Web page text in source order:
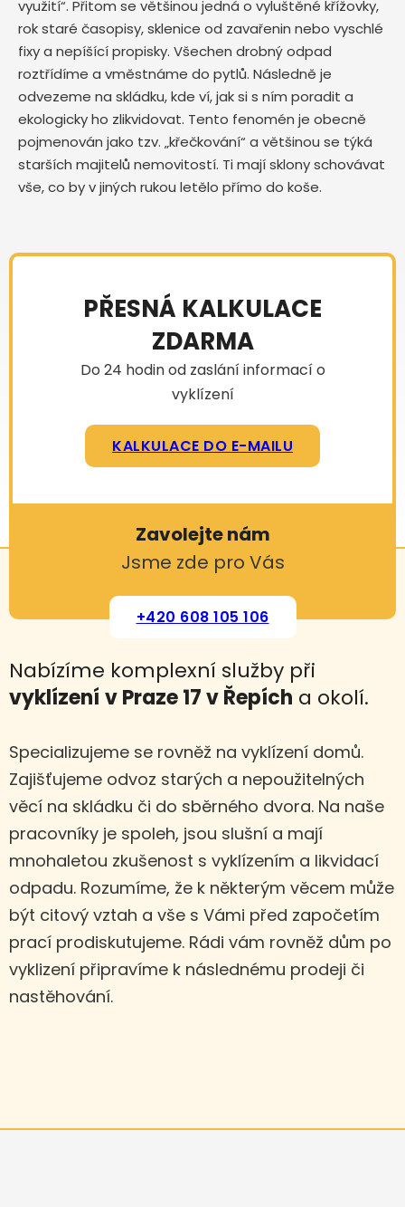
využití“. Přitom se většinou jedná o vyluštěné křížovky,
rok staré časopisy, sklenice od zavařenin nebo vyschlé
fixy a nepíšící propisky. Všechen drobný odpad
roztřídíme a vměstnáme do pytlů. Následně je
odvezeme na skládku, kde ví, jak si s ním poradit a
ekologicky ho zlikvidovat. Tento fenomén je obecně
pojmenován jako tzv. „křečkování“ a většinou se týká
starších majitelů nemovitostí. Ti mají sklony schovávat
vše, co by v jiných rukou letělo přímo do koše.
PŘESNÁ KALKULACE
ZDARMA
Do 24 hodin od zaslání informací o
vyklízení
KALKULACE DO E-MAILU
Zavolejte nám
Jsme zde pro Vás
+420 608 105 106
Nabízíme komplexní služby při
vyklízení v Praze 17 v Řepích a okolí.
Specializujeme se rovněž na vyklízení domů.
Zajišťujeme odvoz starých a nepoužitelných
věcí na skládku či do sběrného dvora. Na naše
pracovníky je spoleh, jsou slušní a mají
mnohaletou zkušenost s vyklízením a likvidací
odpadu. Rozumíme, že k některým věcem může
být citový vztah a vše s Vámi před započetím
prací prodiskutujeme. Rádi vám rovněž dům po
vyklizení připravíme k následnému prodeji či
nastěhování.